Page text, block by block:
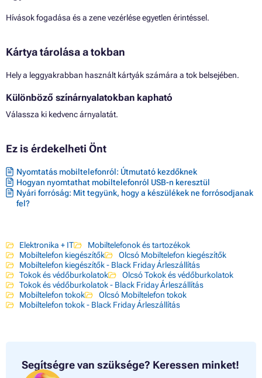
Hívások fogadása és a zene vezérlése egyetlen érintéssel.
Kártya tárolása a tokban
Hely a leggyakrabban használt kártyák számára a tok belsejében.
Különböző színárnyalatokban kapható
Válassza ki kedvenc árnyalatát.
Ez is érdekelheti Önt
Nyomtatás mobiltelefonról: Útmutató kezdőknek
Hogyan nyomtathat mobiltelefonról USB-n keresztül
Nyári forróság: Mit tegyünk, hogy a készülékek ne forrósodjanak
fel?
Elektronika + IT
Mobiltelefonok és tartozékok
Mobiltelefon kiegészítők
Olcsó Mobiltelefon kiegészítők
Mobiltelefon kiegészítők - Black Friday Árleszállítás
Tokok és védőburkolatok
Olcsó Tokok és védőburkolatok
Tokok és védőburkolatok - Black Friday Árleszállítás
Mobiltelefon tokok
Olcsó Mobiltelefon tokok
Mobiltelefon tokok - Black Friday Árleszállítás
Segítségre van szüksége? Keressen minket!